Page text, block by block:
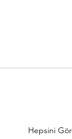
Hepsini Gör